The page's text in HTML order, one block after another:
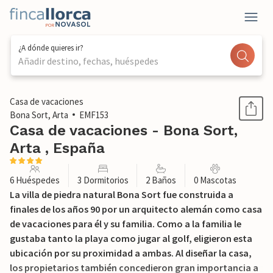
¿A dónde quieres ir?
Añadir destino, fechas, huéspedes
1 / 32
Casa de vacaciones
Bona Sort, Arta
EMF153
Casa de vacaciones - Bona Sort,
Arta , España
6 Huéspedes 3 Dormitorios 2 Baños 0 Mascotas
La villa de piedra natural Bona Sort fue construida a
finales de los años 90 por un arquitecto alemán como casa
de vacaciones para él y su familia. Como a la familia le
gustaba tanto la playa como jugar al golf, eligieron esta
ubicación por su proximidad a ambas. Al diseñar la casa,
los propietarios también concedieron gran importancia a